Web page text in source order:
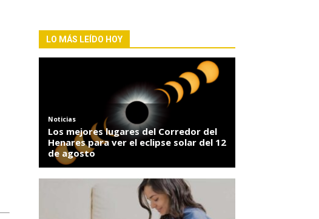
LO MÁS LEÍDO HOY